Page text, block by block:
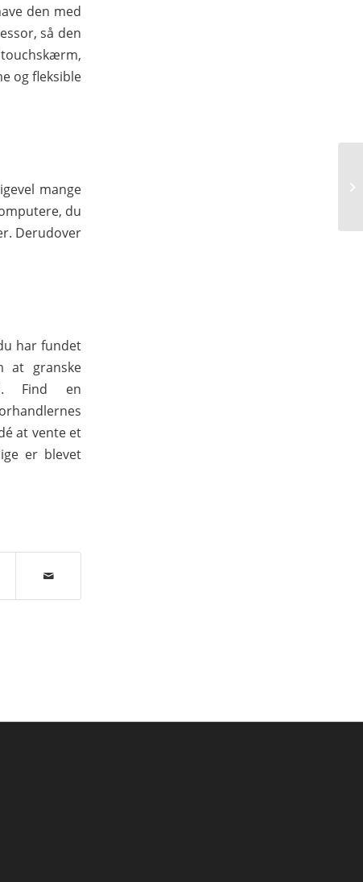
den med
så den
og fleksible
mange
du
Derudover
har fundet
at granske
Find en
at vente et
er blevet